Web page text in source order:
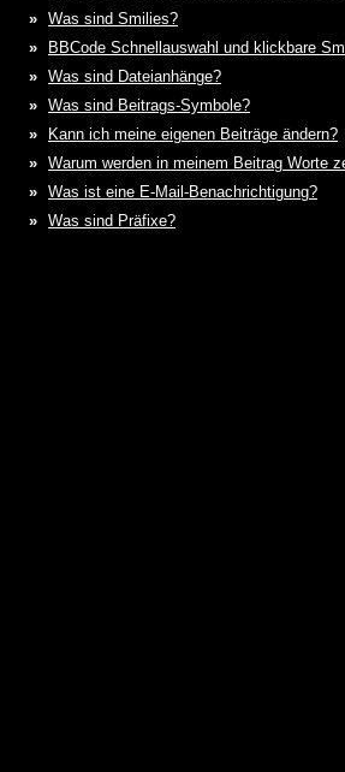
» Was sind Smilies?
»
BBCode Schnellauswahl und klickbare
» Was sind Dateianhänge?
» Was sind Beitrags-Symbole?
»
Kann ich meine eigenen Beiträge ändern?
» Warum werden in meinem Beitrag Worte
» Was ist eine E-Mail-Benachrichtigung?
» Was sind Präfixe?